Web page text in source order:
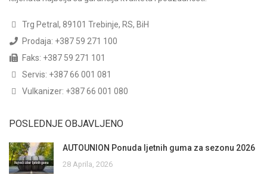
Trg Petral, 89101 Trebinje, RS, BiH
Prodaja: +387 59 271 100
Faks: +387 59 271 101
Servis: +387 66 001 081
Vulkanizer: +387 66 001 080
POSLEDNJE OBJAVLJENO
AUTOUNION Ponuda ljetnih guma za sezonu 2026
28 Aprila, 2026